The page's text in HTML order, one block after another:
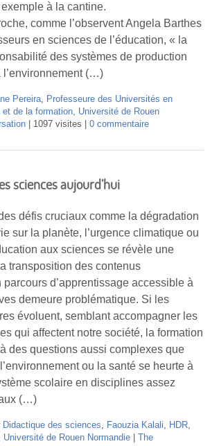
à la cantine.
comme l’observent Angela Barthes
en sciences de l’éducation, « la
des systèmes de production
l’environnement (…)
Pereira, Professeure des Universités en
et de la formation, Université de Rouen
1097 visites 0 commentaire
sciences aujourd’hui
défis cruciaux comme la dégradation
sur la planète, l’urgence climatique ou
aux sciences se révèle une
transposition des contenus
d’apprentissage accessible à
demeure problématique. Si les
évoluent, semblant accompagner les
qui affectent notre société, la formation
des questions aussi complexes que
ou la santé se heurte à
scolaire en disciplines assez
(…)
Didactique des sciences, Faouzia Kalali, HDR,
Université de Rouen Normandie
The